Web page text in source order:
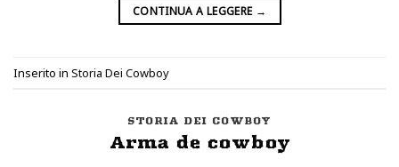
CONTINUA A LEGGERE →
Inserito in Storia Dei Cowboy
STORIA DEI COWBOY
Arma de cowboy